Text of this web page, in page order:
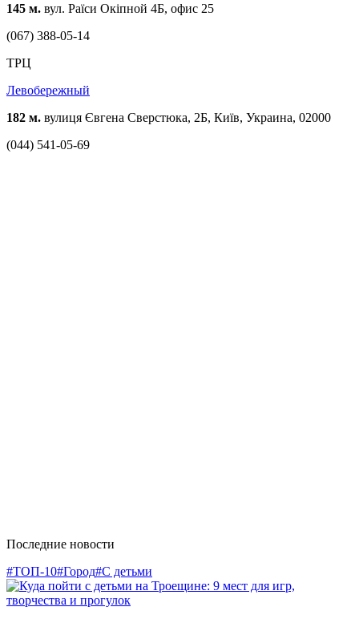
145 м. вул. Раїси Окіпной 4Б, офис 25
(067) 388-05-14
ТРЦ
Левобережный
182 м. вулиця Євгена Сверстюка, 2Б, Київ, Украина, 02000
(044) 541-05-69
Последние новости
#ТОП-10#Город#С детьми